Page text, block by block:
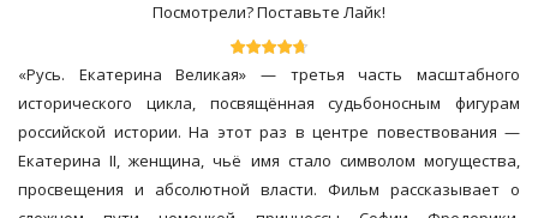
Посмотрели? Поставьте Лайк!
«Русь. Екатерина Великая» — третья часть масштабного
исторического цикла, посвящённая судьбоносным фигурам
российской истории. На этот раз в центре повествования —
Екатерина II, женщина, чьё имя стало символом могущества,
просвещения и абсолютной власти. Фильм рассказывает о